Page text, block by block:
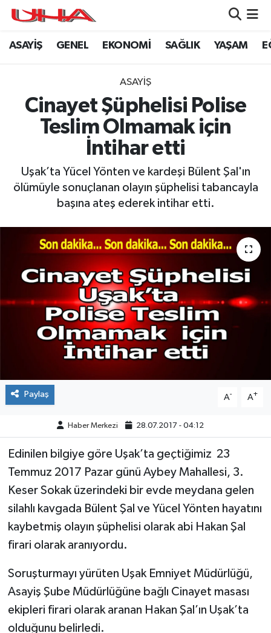
ASAYİŞ GENEL EKONOMİ SAĞLIK YAŞAM
ASAYİŞ
Cinayet Şüphelisi Polise
Teslim Olmamak için
İntihar etti
Uşak’ta Yücel Yönten ve kardeşi Bülent Şal'ın
ölümüyle sonuçlanan olayın şüphelisi tabancayla
başına ateş ederek intihar etti.
Paylaş A- A+
Haber Merkezi 28.07.2017 - 04:12
Edinilen bilgiye göre Uşak’ta geçtiğimiz 23
Temmuz 2017 Pazar günü Aybey Mahallesi, 3.
Keser Sokak üzerindeki bir evde meydana gelen
silahlı kavgada Bülent Şal ve Yücel Yönten hayatını
kaybetmiş olayın şüphelisi olarak abi Hakan Şal
firari olarak aranıyordu.
Soruşturmayı yürüten Uşak Emniyet Müdürlüğü,
Asayiş Şube Müdürlüğüne bağlı Cinayet masası
ekipleri firari olarak aranan Hakan Şal’ın Uşak’ta
olduğunu belirledi.
ASAYİŞ
GENEL
SAĞLIK
LEZETLERİMİZ
EKONOMİ
DÜNYA
HABERDE İNSAN
BİLİM VE TEKNOLOJİ
KÜLTÜR-SANAT
Magazin
ÖZEL HABER
POLİTİKA
SİYASET
SPOR
Nöbetçi Eczaneler
Namaz Vakitleri
Trafik Durumu
Puan Durumu ve Fikstür
Tüm Manşetler
Son Dakika Haberleri
Haber Arşivi